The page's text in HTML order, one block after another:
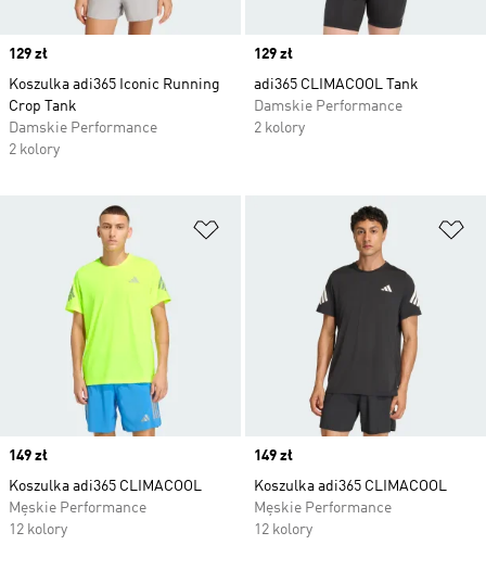
Price
129 zł
Koszulka adi365 Iconic Running
Crop Tank
Damskie Performance
2 kolory
Price
129 zł
adi365 CLIMACOOL Tank
Damskie Performance
2 kolory
Dodaj do listy życzeń
Price
149 zł
Koszulka adi365 CLIMACOOL
Męskie Performance
12 kolory
Price
149 zł
Koszulka adi365 CLIMACOOL
Męskie Performance
12 kolory